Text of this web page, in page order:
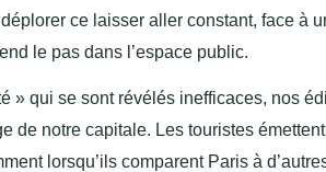
ce laisser aller constant, face à
le pas dans l’espace public.
» qui se sont révélés inefficaces, nos
de notre capitale. Les touristes
lorsqu’ils comparent Paris à